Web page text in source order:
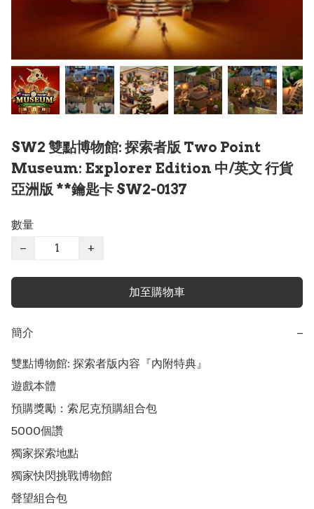
SW2 雙點博物館: 探索者版 Two Point
Museum: Explorer Edition 中/英文 行貨
亞洲版 **鑰匙卡 SW2-0137
數量
−
+
加至購物車
簡介 −
雙點博物館: 探索者版内容『內附特典』
遊戲本體
預購獎勵：索尼克預購組合包
5000個讚
獨家探索地點
獨家快閃挑戰博物館
聲望組合包